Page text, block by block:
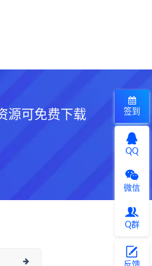
源可免费下载 签到
QQ
微信
Q群